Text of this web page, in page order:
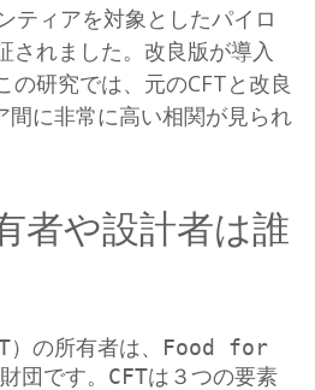
ティアを対象としたパイロ
されました。改良版が導入
の研究では、元のCFTと改良
間に非常に高い相関が見られ
者や設計者は誰
）の所有者は、Food for
です。CFTは３つの要素